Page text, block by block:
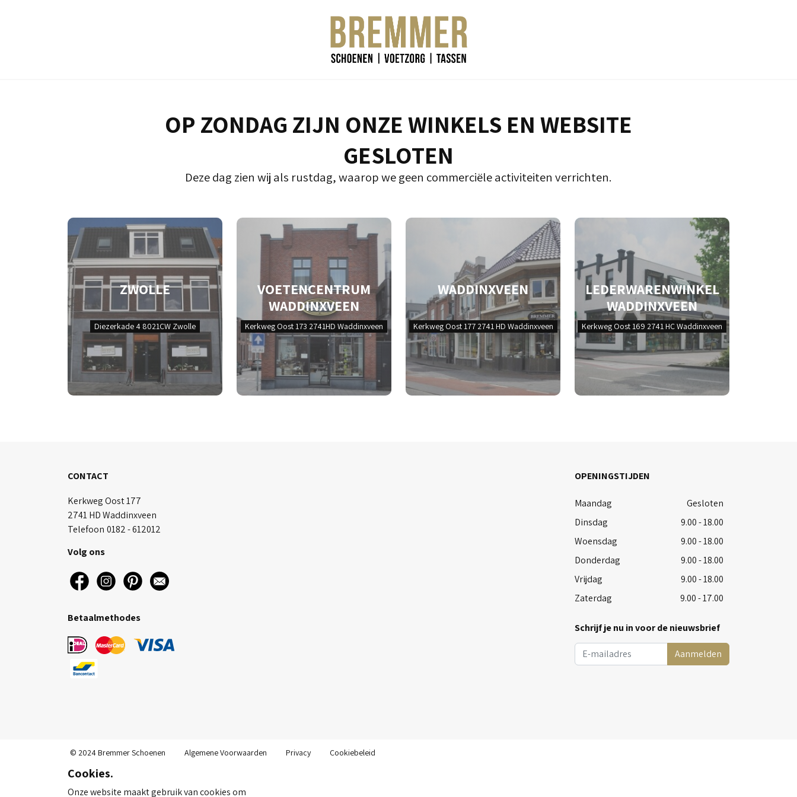
OP ZONDAG ZIJN ONZE WINKELS EN WEBSITE
GESLOTEN
Deze dag zien wij als rustdag, waarop we geen commerciële activiteiten verrichten.
ZWOLLE
Diezerkade 4 8021CW Zwolle
VOETENCENTRUM
WADDINXVEEN
Kerkweg Oost 173 2741HD Waddinxveen
WADDINXVEEN
Kerkweg Oost 177 2741 HD Waddinxveen
LEDERWARENWINKEL
WADDINXVEEN
Kerkweg Oost 169 2741 HC Waddinxveen
CONTACT
Kerkweg Oost 177
2741 HD Waddinxveen
Telefoon 0182 - 612012
Volg ons
Betaalmethodes
OPENINGSTIJDEN
Maandag
Gesloten
Dinsdag
9.00 - 18.00
Woensdag
9.00 - 18.00
Donderdag
9.00 - 18.00
Vrijdag
9.00 - 18.00
Zaterdag
9.00 - 17.00
Schrijf je nu in voor de nieuwsbrief
Aanmelden
© 2024 Bremmer Schoenen Algemene Voorwaarden Privacy Cookiebeleid
Cookies.
Onze website maakt gebruik van cookies om